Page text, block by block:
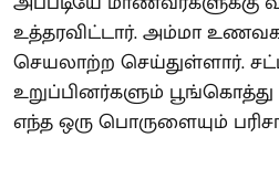
உத்தரவிட்டார். அம்மா
செயலாற்ற செய்துள்ளார்.
உறுப்பினர்களும் பூங்கொத்து
எந்த ஒரு பொருளையும்